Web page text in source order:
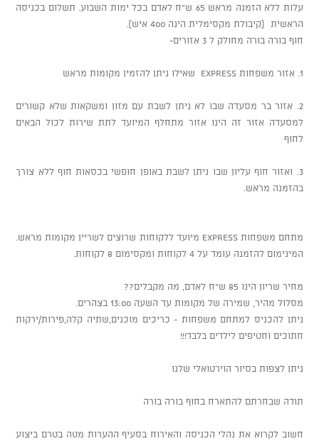
עלות ללא הזמנה מראש 65 ש"ח לאדם בכל ימות השבוע. תשלום בכניסה
הראשית (קיבולת מקסימלית הינה 400 איש).
חוף בורה בורה מחולק ל 3 אזורים-
1. אזור משפחות EXPRESS שאילו ניתן להזמין מקומות מראש
2. אזור בר מסעדה שבו לא ניתן לשבת עם מזון ומשקאות שלא קשורים
למסעדה אזור זה הינו אזור מתחלף המיועד לתת שירות לכול הבאים
לחוף
3. ואזור חוף עליון שבו ניתן לשבת באופן חופשי בכסאות חוף ללא צורך
בהזמנה מראש.
מתחם משפחות EXPRESS מיועד ללקוחות שרוצים לשריין מקומות מראש.
המינימום להזמנה עומד על 4 לקוחות ומקסימום 8 לקוחות.
מחיר שריון הינו 85 ש"ח לאדם, מה מקבלים??
מסלול מהיר, שמירה של מקומות עד השעה 13:00 בצהרים.
ניתן להכניס למתחם משפחות - כריכים מוכנים,שתיה קלה,פירות/ירקות
חתוכים וחטיפים לילדים בלבד!!!
ניתן לצפות בסיור הוירטואלי שלנו
תודה שבחרתם להתארח בחוף בורה בורה
חשוב לקרוא את נהלי הכניסה והאירוח בסעיף ההערות מטה בטרם ביצוע